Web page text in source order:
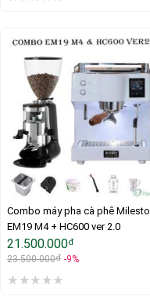
Combo máy pha cà phê Milesto
EM19 M4 + HC600 ver 2.0
21.500.000đ
23.500.000đ -9%